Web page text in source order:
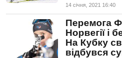
14 сiчня, 2021 16:40
Перемога
Норвегії і
На Кубку
відбувся